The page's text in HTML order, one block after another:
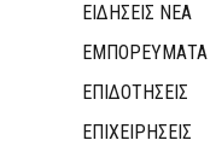
ΕΙΔΗΣΕΙΣ ΝΕΑ
ΕΜΠΟΡΕΥΜΑΤΑ
ΕΠΙΔΟΤΗΣΕΙΣ
ΕΠΙΧΕΙΡΗΣΕΙΣ